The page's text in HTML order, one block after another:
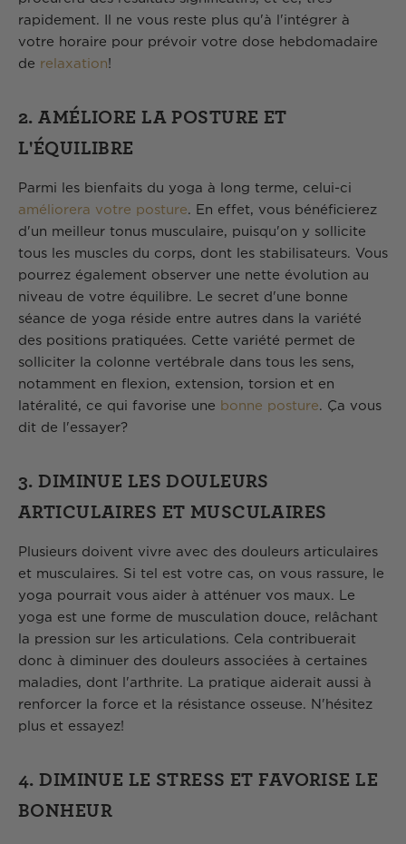
rapidement. Il ne vous reste plus qu'à l'intégrer à
votre horaire pour prévoir votre dose hebdomadaire
de relaxation!
2. AMÉLIORE LA POSTURE ET
L'ÉQUILIBRE
Parmi les bienfaits du yoga à long terme, celui-ci
améliorera votre posture. En effet, vous bénéficierez
d'un meilleur tonus musculaire, puisqu'on y sollicite
tous les muscles du corps, dont les stabilisateurs. Vous
pourrez également observer une nette évolution au
niveau de votre équilibre. Le secret d'une bonne
séance de yoga réside entre autres dans la variété
des positions pratiquées. Cette variété permet de
solliciter la colonne vertébrale dans tous les sens,
notamment en flexion, extension, torsion et en
latéralité, ce qui favorise une
bonne posture. Ça vous
dit de l'essayer?
3. DIMINUE LES DOULEURS
ARTICULAIRES ET MUSCULAIRES
Plusieurs doivent vivre avec des douleurs articulaires
et musculaires. Si tel est votre cas, on vous rassure, le
yoga pourrait vous aider à atténuer vos maux. Le
yoga est une forme de musculation douce, relâchant
la pression sur les articulations. Cela contribuerait
donc à diminuer des douleurs associées à certaines
maladies, dont l'arthrite. La pratique aiderait aussi à
renforcer la force et la résistance osseuse. N'hésitez
plus et essayez!
4. DIMINUE LE STRESS ET FAVORISE LE
BONHEUR